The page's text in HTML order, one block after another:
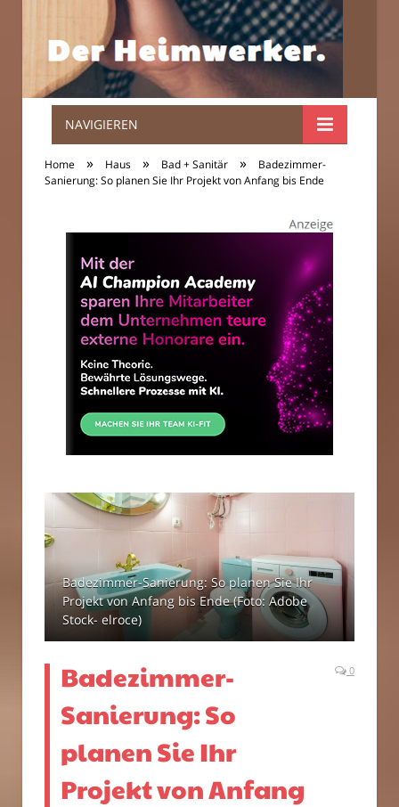
Der
Heimwerker.
NAVIGIEREN
Home » Haus » Bad + Sanitär »
Badezimmer-
Sanierung: So planen Sie Ihr Projekt von Anfang bis Ende
Badezimmer-Sanierung: So planen Sie Ihr
Projekt von Anfang bis Ende (Foto: Adobe
Stock- elroce)
Badezimmer-
Sanierung: So
planen Sie Ihr
Projekt von Anfang
0